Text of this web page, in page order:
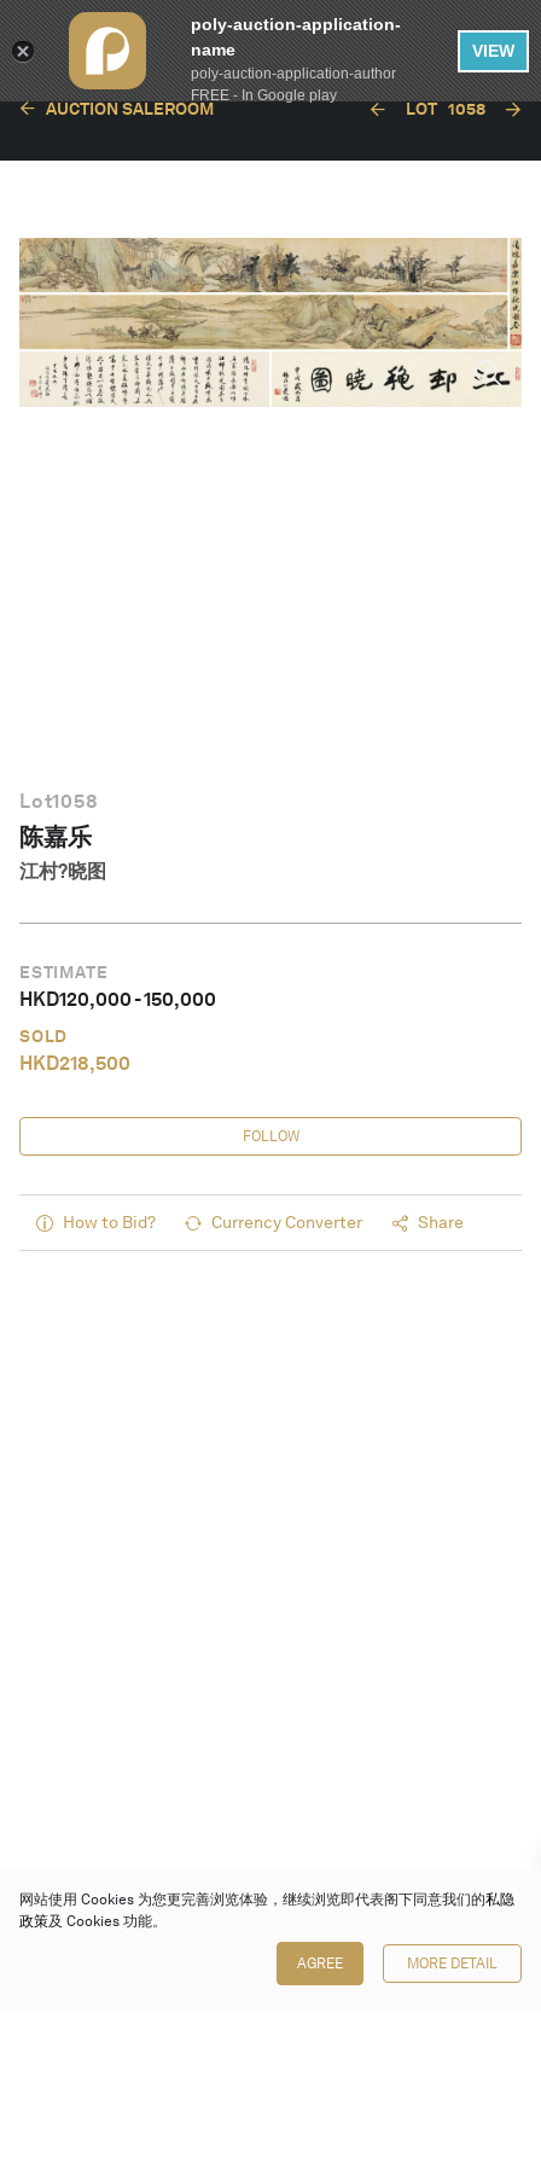
AUCTION SALEROOM LOT 1058
Lot1058
陈嘉乐
江村?晓图
ESTIMATE
HKD120,000-150,000
SOLD
HKD218,500
FOLLOW
How to Bid? Currency Converter Share
网站使用 Cookies 为您更完善浏览体验，继续浏览即代表阁下同意我们的私隐
政策及 Cookies 功能。
AGREE MORE DETAIL
poly-auction-application-
name
poly-auction-application-author
FREE - In Google play
VIEW